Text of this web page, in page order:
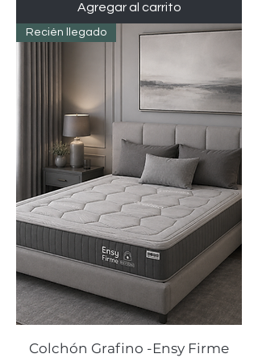
Agregar al carrito
Recién llegado
Colchón Grafino -Ensy Firme